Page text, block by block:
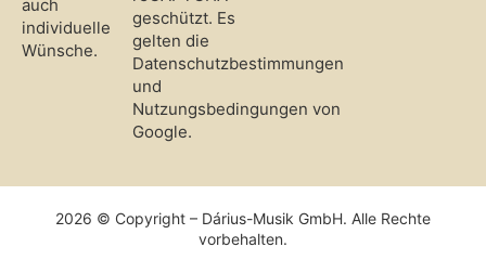
auch
individuelle
Wünsche.
geschützt. Es
gelten die
Datenschutzbestimmungen
und
Nutzungsbedingungen von
Google.
2026 © Copyright – Dárius-Musik GmbH. Alle Rechte
vorbehalten.